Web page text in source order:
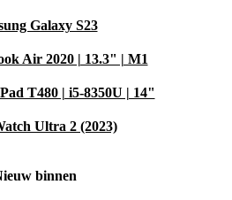
Galaxy S23
Air 2020 | 13.3" | M1
T480 | i5-8350U | 14"
Ultra 2 (2023)
binnen